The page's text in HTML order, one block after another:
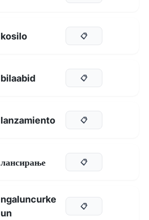
kosilo 📋
bilaabid 📋
lanzamiento 📋
лансирање 📋
ngaluncurke
un
📋